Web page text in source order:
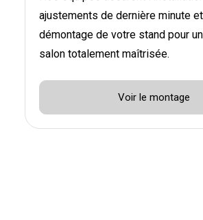
ajustements de dernière minute
démontage de votre stand pour
salon totalement maîtrisée.
Voir le montage